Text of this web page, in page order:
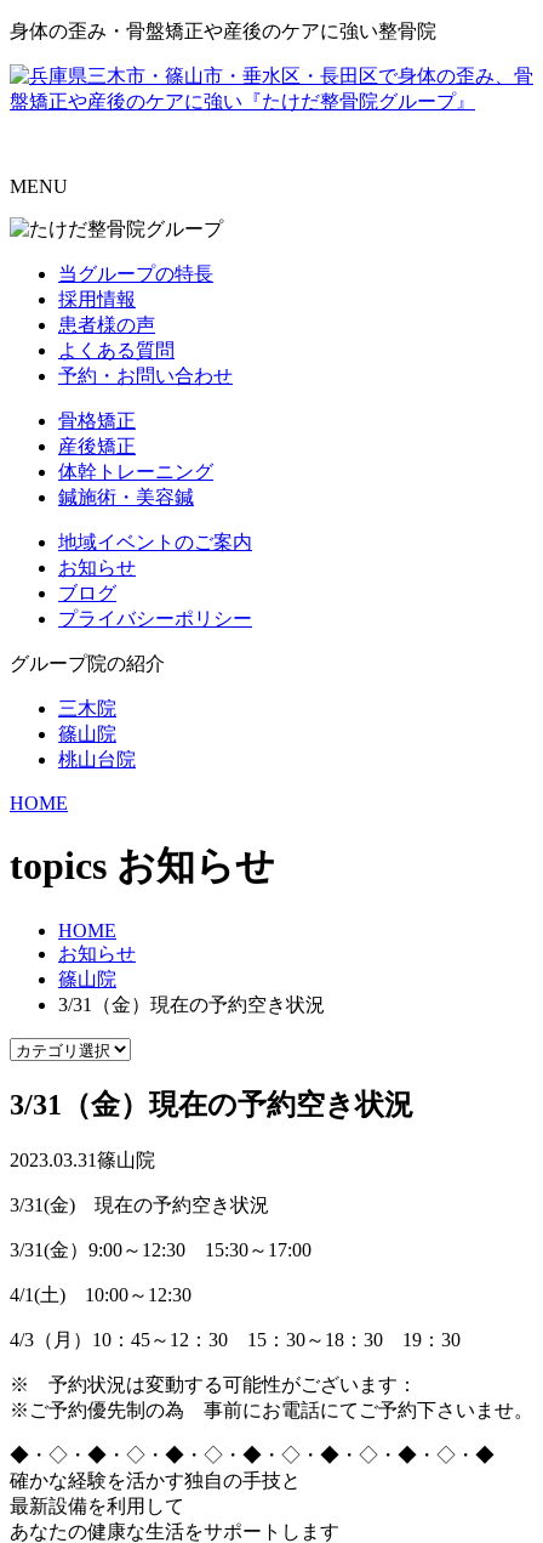
身体の歪み・骨盤矯正や産後のケアに強い整骨院
MENU
当グループの特長
採用情報
患者様の声
よくある質問
予約・お問い合わせ
骨格矯正
産後矯正
体幹トレーニング
鍼施術・美容鍼
地域イベントのご案内
お知らせ
ブログ
プライバシーポリシー
グループ院の紹介
三木院
篠山院
桃山台院
HOME
topics お知らせ
HOME
お知らせ
篠山院
3/31（金）現在の予約空き状況
3/31（金）現在の予約空き状況
2023.03.31篠山院
3/31(金) 現在の予約空き状況
3/31(金）9:00～12:30 15:30～17:00
4/1(土) 10:00～12:30
4/3（月）10：45～12：30 15：30～18：30 19：30
※ 予約状況は変動する可能性がございます：
※ご予約優先制の為 事前にお電話にてご予約下さいませ。
◆・◇・◆・◇・◆・◇・◆・◇・◆・◇・◆・◇・◆
確かな経験を活かす独自の手技と
最新設備を利用して
あなたの健康な生活をサポートします